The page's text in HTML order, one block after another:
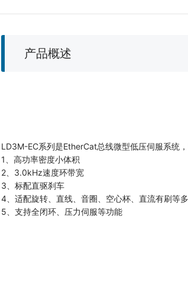
产品概述
LD3M-EC系列是EtherCat总线微型低压伺服系统
1、高功率密度小体积
2、3.0kHz速度环带宽
3、标配直驱刹车
4、适配旋转、直线、音圈、空心杯、直流有刷等
5、支持全闭环、压力伺服等功能